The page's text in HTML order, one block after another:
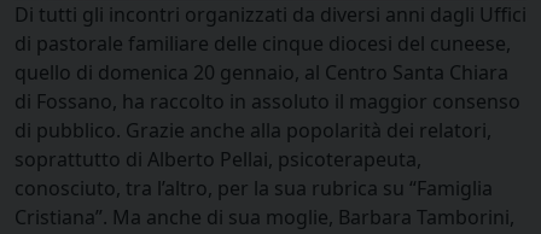
Di tutti gli incontri organizzati da diversi anni dagli Uffici
di pastorale familiare delle cinque diocesi del cuneese,
quello di domenica 20 gennaio, al Centro Santa Chiara
di Fossano, ha raccolto in assoluto il maggior consenso
di pubblico. Grazie anche alla popolarità dei relatori,
soprattutto di Alberto Pellai, psicoterapeuta,
conosciuto, tra l’altro, per la sua rubrica su “Famiglia
Cristiana”. Ma anche di sua moglie, Barbara Tamborini,